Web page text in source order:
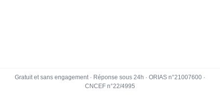
Gratuit et sans engagement · Réponse sous 24h · ORIAS n°21007600 ·
CNCEF n°22/4995